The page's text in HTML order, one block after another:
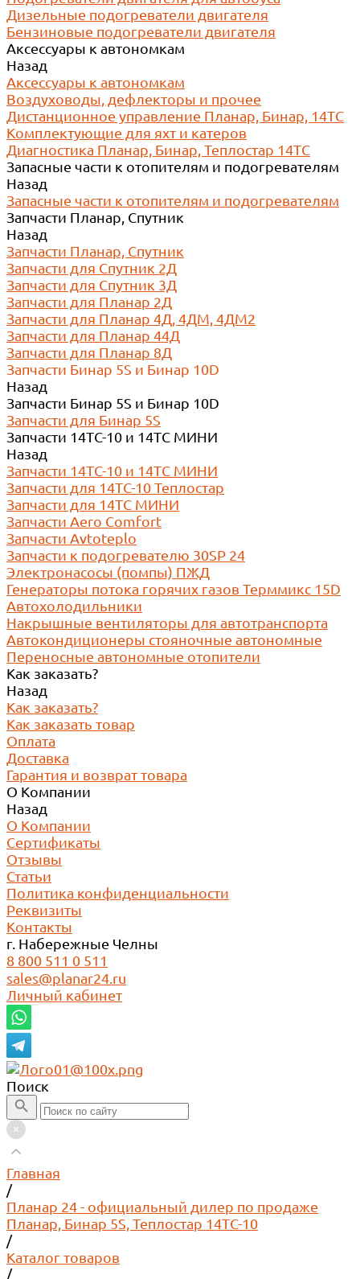
Дизельные подогреватели двигателя
Бензиновые подогреватели двигателя
Аксессуары к автономкам
Назад
Аксессуары к автономкам
Воздуховоды, дефлекторы и прочее
Дистанционное управление Планар, Бинар, 14ТС
Комплектующие для яхт и катеров
Диагностика Планар, Бинар, Теплостар 14ТС
Запасные части к отопителям и подогревателям
Назад
Запасные части к отопителям и подогревателям
Запчасти Планар, Спутник
Назад
Запчасти Планар, Спутник
Запчасти для Спутник 2Д
Запчасти для Спутник 3Д
Запчасти для Планар 2Д
Запчасти для Планар 4Д, 4ДМ, 4ДМ2
Запчасти для Планар 44Д
Запчасти для Планар 8Д
Запчасти Бинар 5S и Бинар 10D
Назад
Запчасти Бинар 5S и Бинар 10D
Запчасти для Бинар 5S
Запчасти 14ТС-10 и 14ТС МИНИ
Назад
Запчасти 14ТС-10 и 14ТС МИНИ
Запчасти для 14ТС-10 Теплостар
Запчасти для 14ТС МИНИ
Запчасти Aero Comfort
Запчасти Avtoteplo
Запчасти к подогревателю 30SP 24
Электронасосы (помпы) ПЖД
Генераторы потока горячих газов Терммикс 15D
Автохолодильники
Накрышные вентиляторы для автотранспорта
Автокондиционеры стояночные автономные
Переносные автономные отопители
Как заказать?
Назад
Как заказать?
Как заказать товар
Оплата
Доставка
Гарантия и возврат товара
О Компании
Назад
О Компании
Сертификаты
Отзывы
Статьи
Политика конфиденциальности
Реквизиты
Контакты
г. Набережные Челны
8 800 511 0 511
sales@planar24.ru
Личный кабинет
Поиск
Главная
/
Планар 24 - официальный дилер по продаже
Планар, Бинар 5S, Теплостар 14ТС-10
/
Каталог товаров
/